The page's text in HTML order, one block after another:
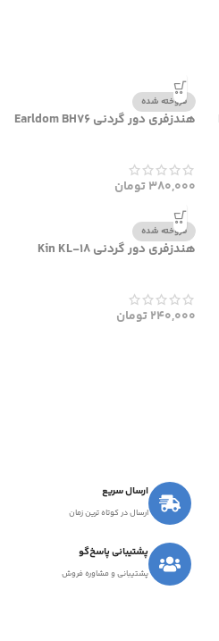
فروخته شده
هندزفری دور گردنی Earldom BH76
380,000تومان
فروخته شده
هندزفری دور گردنی Kin KL-18
240,000تومان
ارسال سریع
ارسال در کوتاه ترین زمان
پشتیبانی پاسخ‌گو
پشتیبانی و مشاوره فروش